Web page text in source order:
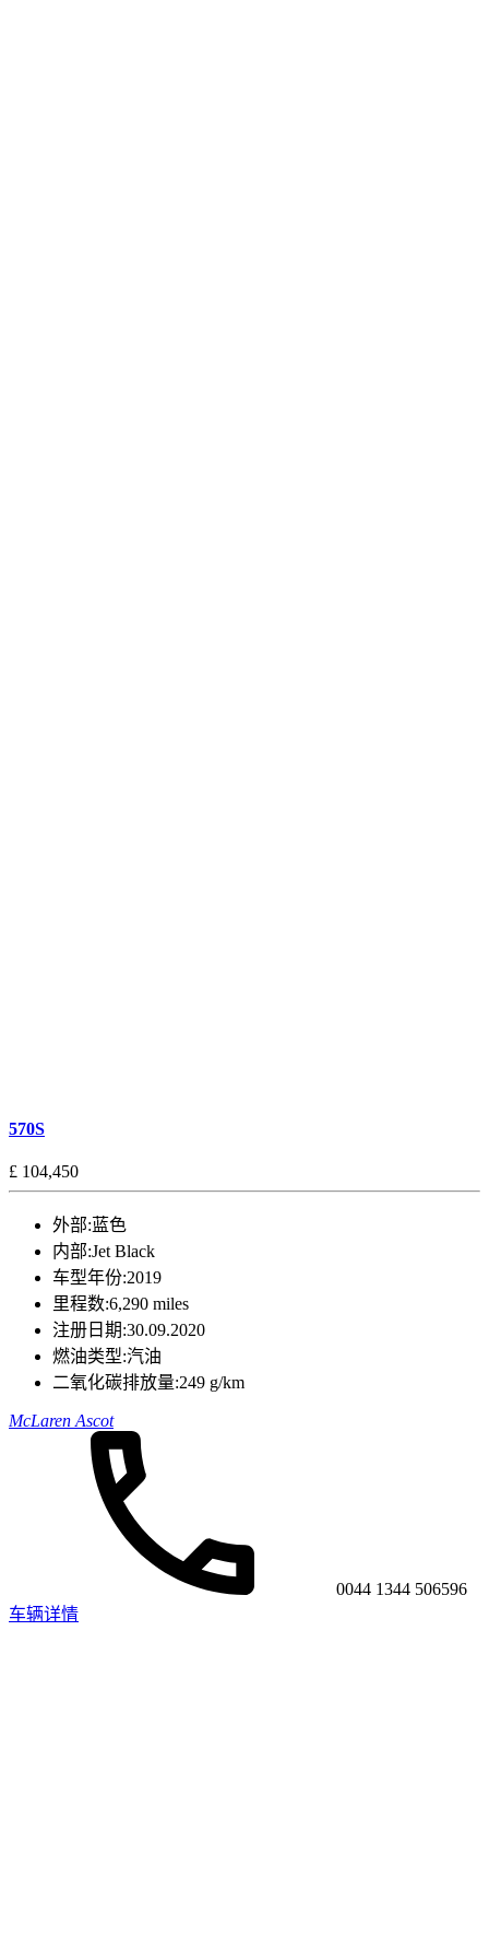
570S
£ 104,450
外部:蓝色
内部:Jet Black
车型年份:2019
里程数:6,290 miles
注册日期:30.09.2020
燃油类型:汽油
二氧化碳排放量:249 g/km
McLaren Ascot
0044 1344 506596
车辆详情